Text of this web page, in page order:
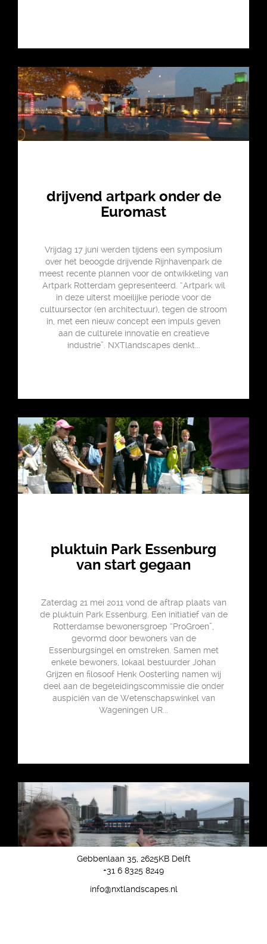
drijvend artpark onder de
Euromast
Vrijdag 17 juni werden tijdens een symposium
over het beoogde drijvende Rijnhavenpark de
meest recente plannen voor de ontwikkeling van
Artpark Rotterdam gepresenteerd. “Artpark wil
in deze uiterst moeilijke periode voor de
cultuursector (en architectuur), tegen de stroom
in, met een nieuw concept een impuls geven
aan de culturele innovatie en creatieve
industrie”. NXTlandscapes denkt...
pluktuin Park Essenburg
van start gegaan
Zaterdag 21 mei 2011 vond de aftrap plaats van
de pluktuin Park Essenburg. Een initiatief van de
Rotterdamse bewonersgroep “ProGroen”,
gevormd door bewoners van de
Essenburgsingel en omstreken. Samen met
enkele bewoners, lokaal bestuurder Johan
Grijzen en filosoof Henk Oosterling namen wij
deel aan de begeleidingscommissie die onder
auspiciën van de Wetenschapswinkel van
Wageningen UR...
Gebbenlaan 35, 2625KB Delft
+31 6 8325 8249
info@nxtlandscapes.nl